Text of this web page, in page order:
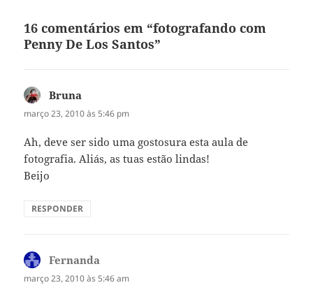
16 comentários em “fotografando com
Penny De Los Santos”
Bruna
março 23, 2010 às 5:46 pm
Ah, deve ser sido uma gostosura esta aula de
fotografia. Aliás, as tuas estão lindas!
Beijo
RESPONDER
Fernanda
março 23, 2010 às 5:46 am